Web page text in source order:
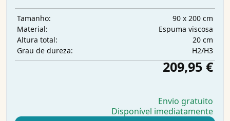
Tamanho:
90 x 200 cm
Material:
Espuma viscosa
Altura total:
20 cm
Grau de dureza:
H2/H3
209,95 €
Envio gratuito
Disponível imediatamente